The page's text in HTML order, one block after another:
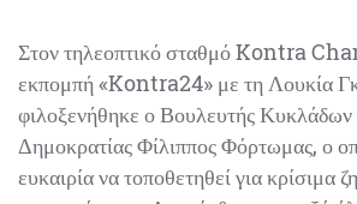
Στον τηλεοπτικό σταθμό Kontra
εκπομπή «Kontra24» με τη Λουκία
φιλοξενήθηκε ο Βουλευτής Κυκλάδων
Δημοκρατίας Φίλιππος Φόρτωμας, ο
ευκαιρία να τοποθετηθεί για κρίσιμα